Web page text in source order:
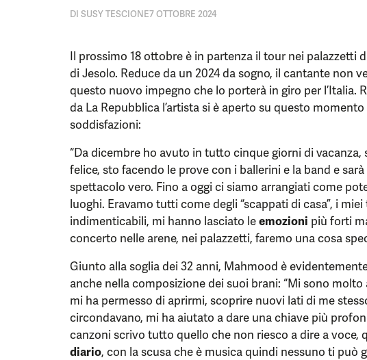
DI SUSY TESCIONE7 OTTOBRE 2024
Il prossimo 18 ottobre è in partenza il tour nei palazzetti
di Jesolo. Reduce da un 2024 da sogno, il cantante non
questo nuovo impegno che lo porterà in giro per l’Italia.
da La Repubblica l’artista si è aperto su questo
soddisfazioni:
“Da dicembre ho avuto in tutto cinque giorni di
felice, sto facendo le prove con i ballerini e la band e
spettacolo vero. Fino a oggi ci siamo arrangiati come
luoghi. Eravamo tutti come degli “scappati di casa”, i
indimenticabili, mi hanno lasciato leemozioni più forti
concerto nelle arene, nei palazzetti, faremo una cosa
Giunto alla soglia dei 32 anni, Mahmood è
anche nella composizione dei suoi brani: “Mi sono
mi ha permesso di aprirmi, scoprire nuovi lati di me
circondavano, mi ha aiutato a dare una chiave più
canzoni scrivo tutto quello che non riesco a dire a voce,
diario, con la scusa che è musica quindi nessuno ti può